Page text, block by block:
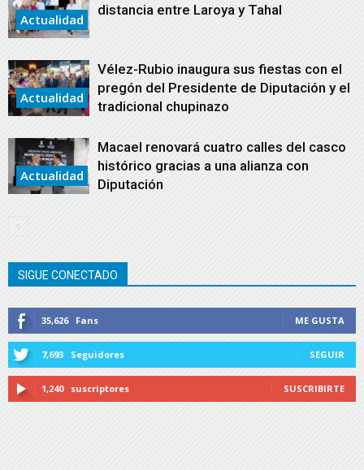
Actualidad
distancia entre Laroya y Tahal
Actualidad
Vélez-Rubio inaugura sus fiestas con el
pregón del Presidente de Diputación y el
tradicional chupinazo
Actualidad
Macael renovará cuatro calles del casco
histórico gracias a una alianza con
Diputación
SIGUE CONECTADO
35,626 Fans ME GUSTA
7,693 Seguidores SEGUIR
1,240 suscriptores SUSCRIBIRTE